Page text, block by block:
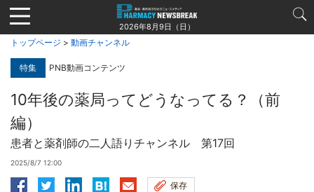
Jump
to
navigation
2026年8月9日（日）
トップページ > 動画チャンネル
特集 PNB動画コンテンツ
10年後の薬局ってどうなってる？（前
編）
患者と薬剤師の二人語りチャンネル 第17回
2025/8/7 12:00
保存